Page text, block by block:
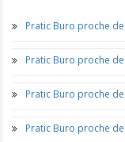
Pratic Buro proche
Pratic Buro proche
Pratic Buro proche
Pratic Buro proche